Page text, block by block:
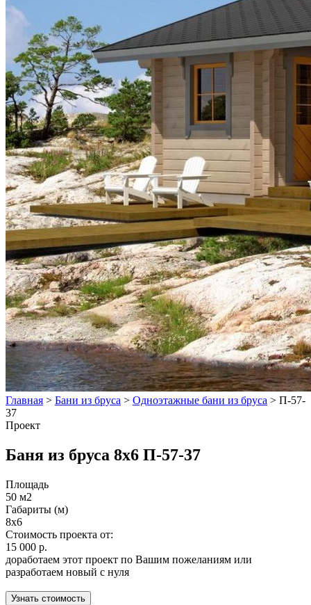
Главная > Бани из бруса > Одноэтажные бани из бруса > П-57-
37
Проект
Баня из бруса 8х6 П-57-37
Площадь
50 м2
Габариты (м)
8х6
Стоимость проекта от:
15 000 р.
доработаем этот проект по Вашим пожеланиям или
разработаем новый с нуля
Узнать стоимость